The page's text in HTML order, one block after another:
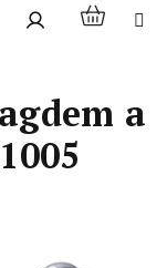
PřihlášeníNákupní
a